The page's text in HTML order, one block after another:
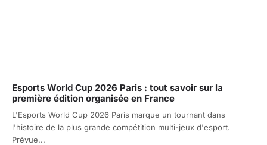
Esports World Cup 2026 Paris : tout savoir sur la
première édition organisée en France
L'Esports World Cup 2026 Paris marque un tournant dans
l'histoire de la plus grande compétition multi-jeux d'esport.
Prévue...